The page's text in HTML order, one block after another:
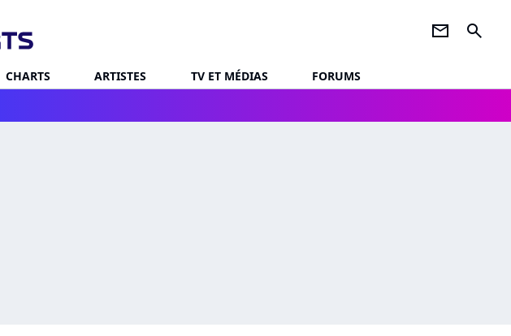
newsletter search
CHARTS ARTISTES TV ET MÉDIAS
FORUMS